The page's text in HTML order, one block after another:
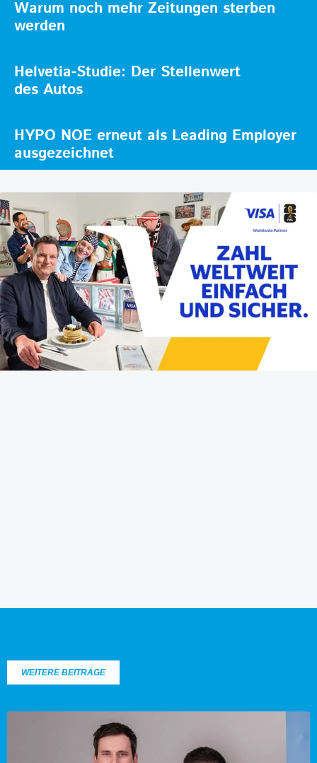
Warum noch mehr Zeitungen sterben
werden
Helvetia-Studie: Der Stellenwert
des Autos
HYPO NOE erneut als Leading Employer
ausgezeichnet
WEITERE BEITRÄGE